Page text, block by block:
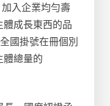
入企業均勻壽
體成長東西的品
國掛號在冊個別
體總量的